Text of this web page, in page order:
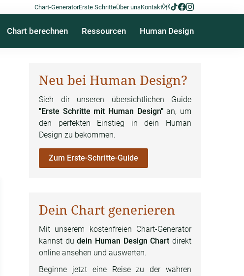
Chart-GeneratorErste SchritteÜber unsKontakt
Chart berechnen Ressourcen Human Design
Neu bei Human Design?
Sieh dir unseren übersichtlichen Guide
"Erste Schritte mit Human Design"an, um
den perfekten Einstieg in dein Human
Design zu bekommen.
Zum Erste-Schritte-Guide
Dein Chart generieren
Mit unserem kostenfreien Chart-Generator
kannst dudein Human Design Chart direkt
online ansehen und auswerten.
Beginne jetzt eine Reise zu der wahren